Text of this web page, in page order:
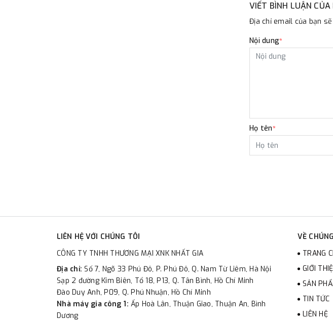
VIẾT BÌNH LUẬN CỦA
Địa chỉ email của bạn
Nội dung*
Họ tên*
LIÊN HỆ VỚI CHÚNG TÔI
CÔNG TY TNHH THƯƠNG MẠI XNK NHẤT GIA
Địa chỉ:Số 7, Ngõ 33 Phú Đô, P. Phú Đô, Q. Nam Từ Liêm, Hà Nội
Sạp 2 đường Kim Biên, Tổ 18, P13, Q. Tân Bình, Hồ Chí Minh
Đào Duy Anh, P09, Q. Phú Nhuận, Hồ Chí Minh
Nhà máy gia công 1: Ấp Hoà Lân, Thuận Giao, Thuận An, Bình
Dương
VỀ
TRANG
GIỚI
SẢN
TIN TỨC
LIÊN HỆ